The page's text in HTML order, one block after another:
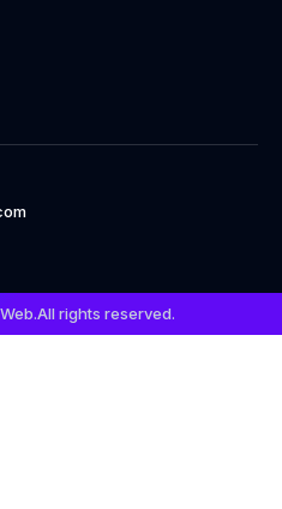
All rights reserved.